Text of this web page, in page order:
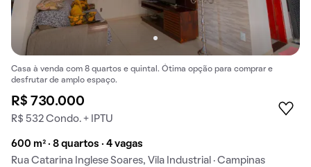
Casa à venda com 8 quartos e quintal. Ótima opção para comprar e
desfrutar de amplo espaço.
R$ 730.000
R$ 532 Condo. + IPTU
600 m² · 8 quartos · 4 vagas
Rua Catarina Inglese Soares, Vila Industrial · Campinas